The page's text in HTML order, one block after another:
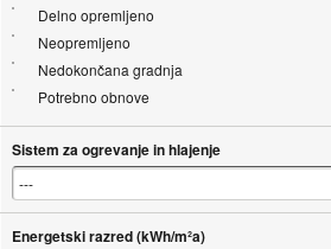
Delno opremljeno
Neopremljeno
Nedokončana gradnja
Potrebno obnove
Sistem za ogrevanje in hlajenje
Energetski razred (kWh/m²a)